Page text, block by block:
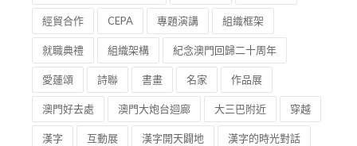
經貿合作 CEPA 專題演講 組織框架
就職典禮 組織架構 紀念澳門回歸二十周年
愛蓮頌 詩聯 書畫 名家 作品展
澳門好去處 澳門大炮台迴廊 大三巴附近 穿越
漢字 互動展 漢字開天闢地 漢字的時光對話